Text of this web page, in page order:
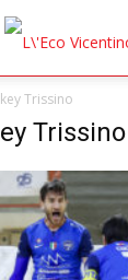
Trissino
Trissino